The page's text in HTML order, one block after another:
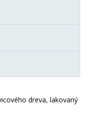
dreva, lakovaný